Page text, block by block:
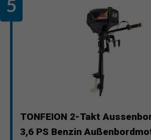
TONFEION 2-Takt
3,6 PS Benzin